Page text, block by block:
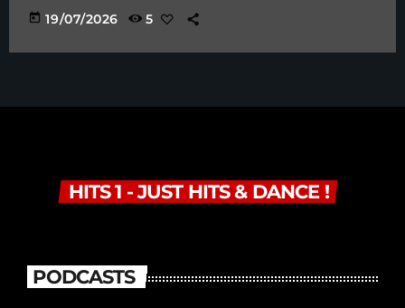
today 19/07/2026 5
HITS 1 - JUST HITS & DANCE !
PODCASTS